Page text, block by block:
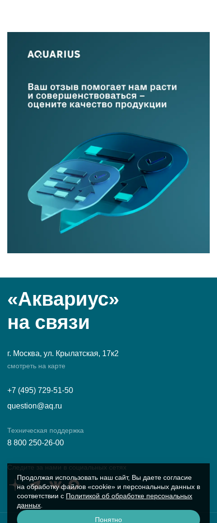
«Аквариус»
на связи
г. Москва, ул. Крылатская, 17к2
смотреть на карте
+7 (495) 729-51-50
question@aq.ru
Техническая поддержка
8 800 250-26-00
Следите за нами в социальных сетях
Продолжая использовать наш сайт, Вы даете согласие
на обработку файлов «cookie» и персональных данных в
соответствии с Политикой об обработке персональных
данных
Понятно